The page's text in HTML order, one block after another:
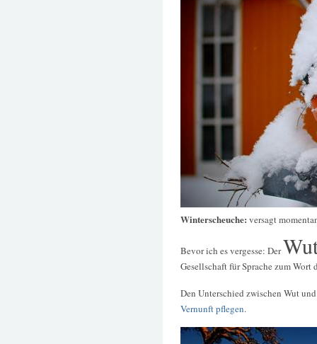
Winterscheuche: versagt
Bevor ich es vergesse: Der
Gesellschaft für Sprache zum Wort
Den Unterschied zwischen Wut
Vernunft pflegen.